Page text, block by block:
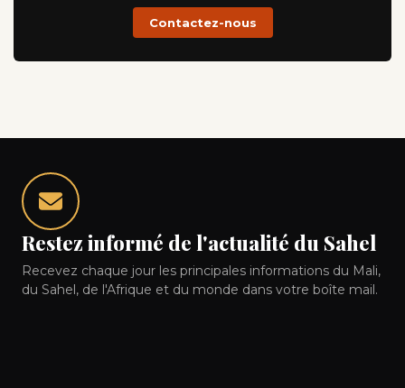
Contactez-nous
Restez informé de l'actualité du Sahel
Recevez chaque jour les principales informations du Mali,
du Sahel, de l'Afrique et du monde dans votre boîte mail.